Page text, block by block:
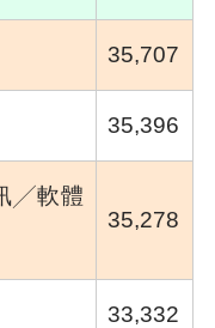
35,707
35,396
╱軟體
35,278
33,332